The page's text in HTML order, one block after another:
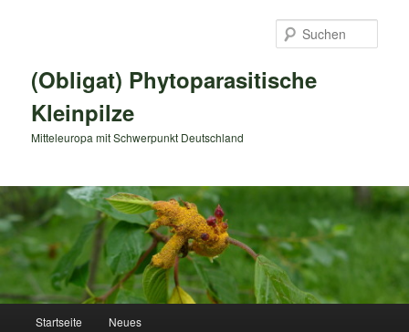
(Obligat) Phytoparasitische
Kleinpilze
Mitteleuropa mit Schwerpunkt Deutschland
Startseite Neues